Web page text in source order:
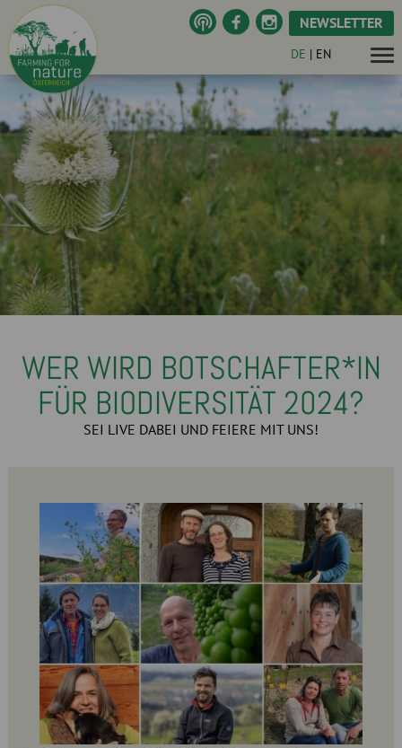
NEWSLETTER
DE | EN
WER WIRD BOTSCHAFTER*IN
FÜR BIODIVERSITÄT 2024?
SEI LIVE DABEI UND FEIERE MIT UNS!